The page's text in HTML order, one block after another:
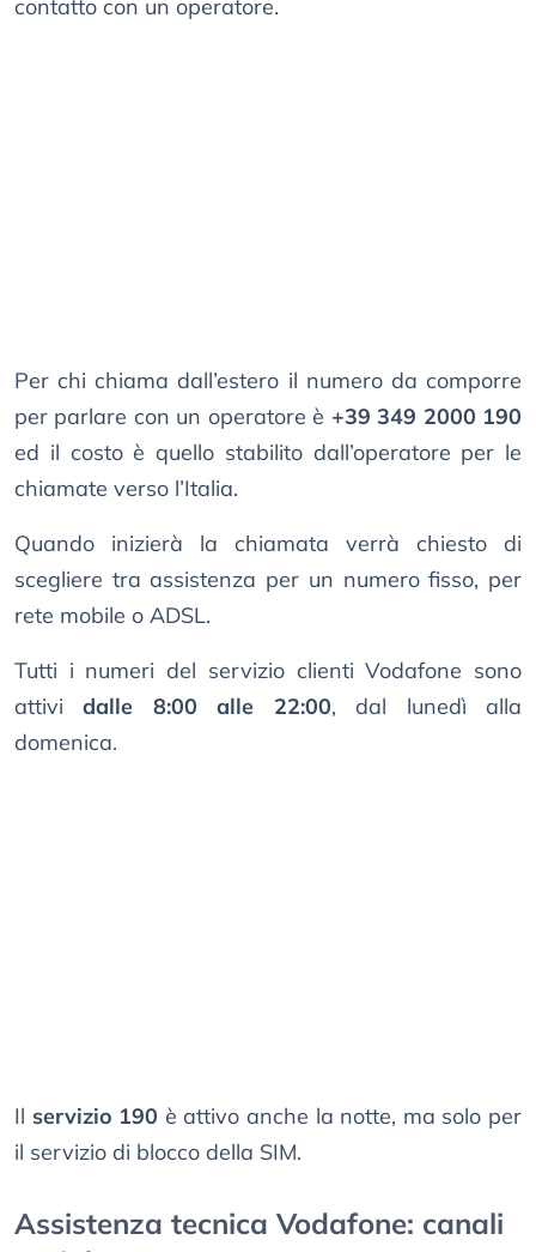
contatto con un operatore.
Per chi chiama dall’estero il numero da comporre
per parlare con un operatore è +39 349 2000 190
ed il costo è quello stabilito dall’operatore per le
chiamate verso l’Italia.
Quando inizierà la chiamata verrà chiesto di
scegliere tra assistenza per un numero fisso, per
rete mobile o ADSL.
Tutti i numeri del servizio clienti Vodafone sono
attividalle 8:00 alle 22:00, dal lunedì alla
domenica.
Il servizio 190 è attivo anche la notte, ma solo per
il servizio di blocco della SIM.
Assistenza tecnica Vodafone: canali